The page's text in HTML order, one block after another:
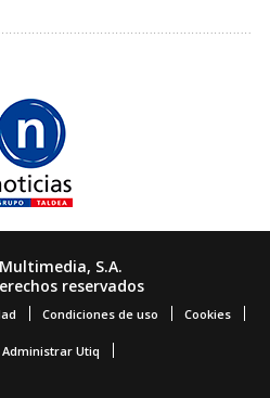
S.A.
reservados
Condiciones de uso Cookies
Administrar Utiq